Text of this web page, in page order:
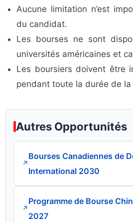
Aucune limitation n’est
du candidat.
Les bourses ne sont
universités américaines et
Les boursiers doivent être
pendant toute la durée de la
Autres Opportunités
↗
Bourses Canadiennes de
International 2030
↗
Programme de Bourse
2027